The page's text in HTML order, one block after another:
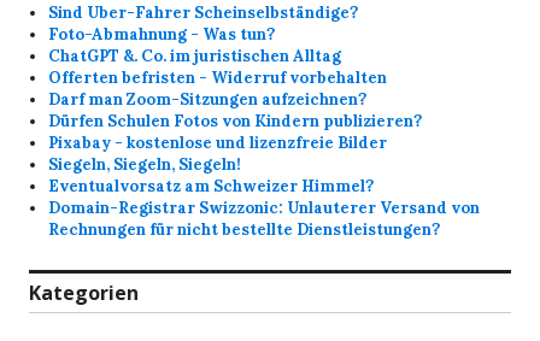
Sind Uber-Fahrer Scheinselbständige?
Foto-Abmahnung - Was tun?
ChatGPT &. Co. im juristischen Alltag
Offerten befristen - Widerruf vorbehalten
Darf man Zoom-Sitzungen aufzeichnen?
Dürfen Schulen Fotos von Kindern publizieren?
Pixabay - kostenlose und lizenzfreie Bilder
Siegeln, Siegeln, Siegeln!
Eventualvorsatz am Schweizer Himmel?
Domain-Registrar Swizzonic: Unlauterer Versand von
Rechnungen für nicht bestellte Dienstleistungen?
Kategorien